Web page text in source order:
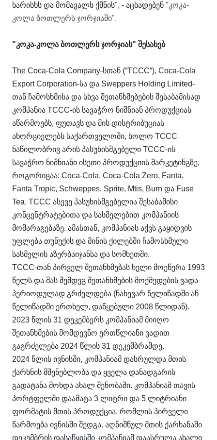
ხარისხს და მომავალს ქმნის", - აცხადებენ "კოკა-
კოლა ბოთლერს ჯორჯიაში".
"კოკა-კოლა ბოთლერს ჯორჯიას" შესახებ
The Coca-Cola Company-სთან (“TCCC“), Coca-Cola
Export Corporation-სა და Sweppers Holding Limited-
თან ჩამოსხმისა და სხვა შეთანხმებების შესაბამისად
კომპანია TCCC-ის სავაჭრო ნიშნიან პროდუქციას
აწარმოებს, ფუთავს და მის დისტრიბუციას
ახორციელებს საქართველოში, ხოლო TCCC
ნაწილობრივ არის პასუხისმგებელი TCCC-ის
სავაჭრო ნიშნიანი ისეთი პროდუქციის მარკეტინგზე,
როგორიცაა: Coca-Cola, Coca-Cola Zero, Fanta,
Fanta Tropic, Schweppes, Sprite, Mtis, Burn და Fuse
Tea. TCCC ასევე პასუხისმგებელია შესაბამისი
კონცენტრატებითა და სასმელებით კომპანიის
მომარაგებაზე. ამასთან, კომპანიას აქვს გაყიდვის
უფლება თუნუქის და მინის ქილებში ჩამოსხმული
სასმელის აზერბაიჯანსა და სომხეთში.
TCCC-თან პირველ შეთანხმებას ხელი მოეწერა 1993
წელს და მას შემდეგ შეთანხმების მოქმედების ვადა
პერიოდულად გრძელდება (ნახევარ წელიწადში ან
წელიწადში ერთხელ, დაწყებული 2008 წლიდან).
2023 წლის 31 დეკემბერს კომპანიამ მიიღო
შეთანხმების მომდევნო ერთწლიანი ვადით
გაგრძელება 2024 წლის 31 დეკემბრამდე.
2024 წლის ივნისში, კომპანიამ დასრულდა მთის
ქარხნის მშენებლობა და ყველა დანადგარის
გადატანა მოხდა ახალ შენობაში. კომპანიამ თავის
პორტფელში დაამატა 3 ლიტრი და 5 ლიტრიანი
ფორმატის მთის პროდუქცია, რომლის პირველი
წარმოება ივნისში შედგა. აღნიშნულ მთის ქარხანაში
დეკემბრის დასაწყისში კომპანიამ დაასრულა ახალი